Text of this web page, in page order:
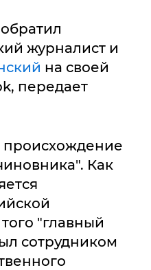
журналист и
на своей
передает
происхождение
Как
"главный
сотрудником